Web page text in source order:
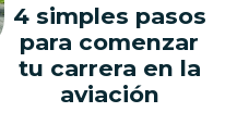
4 simples pasos
para comenzar
tu carrera en la
aviación